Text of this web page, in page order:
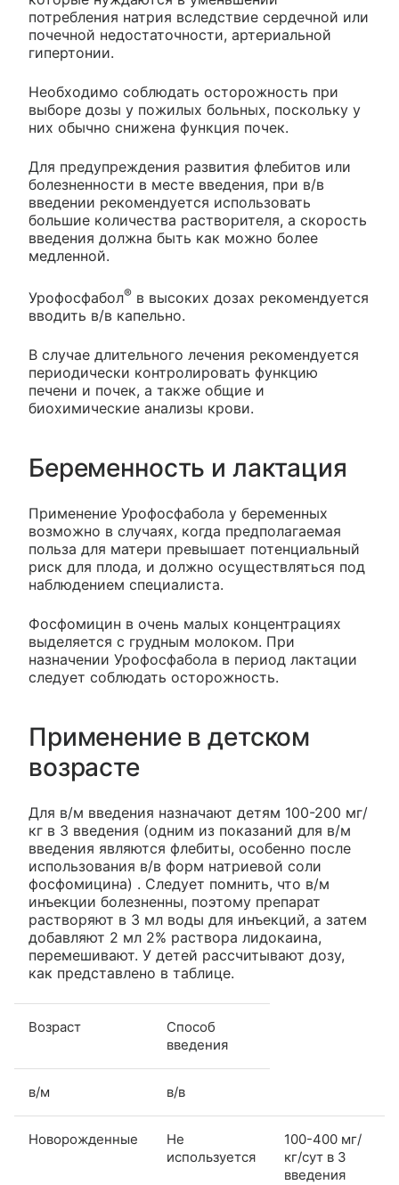
потребления натрия вследствие сердечной или
почечной недостаточности, артериальной
гипертонии.
Необходимо соблюдать осторожность при
выборе дозы у пожилых больных, поскольку у
них обычно снижена функция почек.
Для предупреждения развития флебитов или
болезненности в месте введения, при в/в
введении рекомендуется использовать
большие количества растворителя, а скорость
введения должна быть как можно более
медленной.
Урофосфабол® в высоких дозах рекомендуется
вводить в/в капельно.
В случае длительного лечения рекомендуется
периодически контролировать функцию
печени и почек, а также общие и
биохимические анализы крови.
Беременность и лактация
Применение Урофосфабола у беременных
возможно в случаях, когда предполагаемая
польза для матери превышает потенциальный
риск для плода, и должно осуществляться под
наблюдением специалиста.
Фосфомицин в очень малых концентрациях
выделяется с грудным молоком. При
назначении Урофосфабола в период лактации
следует соблюдать осторожность.
Применение в детском
возрасте
Для в/м введения назначают детям 100-200 мг/
кг в 3 введения (одним из показаний для в/м
введения являются флебиты, особенно после
использования в/в форм натриевой соли
фосфомицина) . Следует помнить, что в/м
инъекции болезненны, поэтому препарат
растворяют в 3 мл воды для инъекций, а затем
добавляют 2 мл 2% раствора лидокаина,
перемешивают. У детей рассчитывают дозу,
как представлено в таблице.
Возраст
Способ
введения
в/м в/в
Новорожденные
Не
используется
100-400 мг/
кг/сут в 3
введения